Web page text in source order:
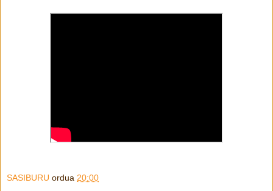
SASIBURU ordua 20:00